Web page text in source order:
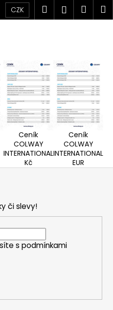
CZK Hledat
Ceník
COLWAY
INTERNATIONAL
Kč
Ceník
COLWAY
INTERNATIONAL
EUR
či slevy!
s podmínkami